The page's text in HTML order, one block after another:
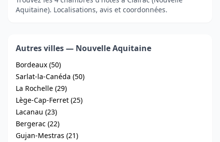
Aquitaine). Localisations, avis et coordonnées.
Autres villes — Nouvelle Aquitaine
Bordeaux (50)
Sarlat-la-Canéda (50)
La Rochelle (29)
Lège-Cap-Ferret (25)
Lacanau (23)
Bergerac (22)
Gujan-Mestras (21)